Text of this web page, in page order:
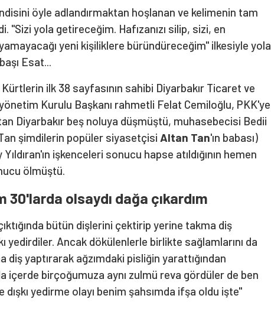
öyle adlandırmaktan hoşlanan ve kelimenin tam
"Sizi yola getireceğim. Hafızanızı silip, sizi, en
yeni kişiliklere büründüreceğim" ilkesiyle yola
Esat...
ilk 38 sayfasının sahibi Diyarbakır Ticaret ve
yönetim Kurulu Başkanı rahmetli Felat Cemiloğlu, PKK'ye
Diyarbakır beş noluya düşmüştü, muhasebecisi Bedii
şimdilerin popüler siyasetçisi Altan Tan'ın babası)
işkenceleri sonucu hapse atıldığının hemen
ölmüştü.
30'larda olsaydı dağa çıkardım
bütün dişlerini çektirip yerine takma diş
yedirdiler. Ancak dökülenlerle birlikte sağlamlarını da
yaptırarak ağzımdaki pisliğin yarattığından
içerde birçoğumuza aynı zulmü reva gördüler de ben
dışkı yedirme olayı benim şahsımda ifşa oldu işte"